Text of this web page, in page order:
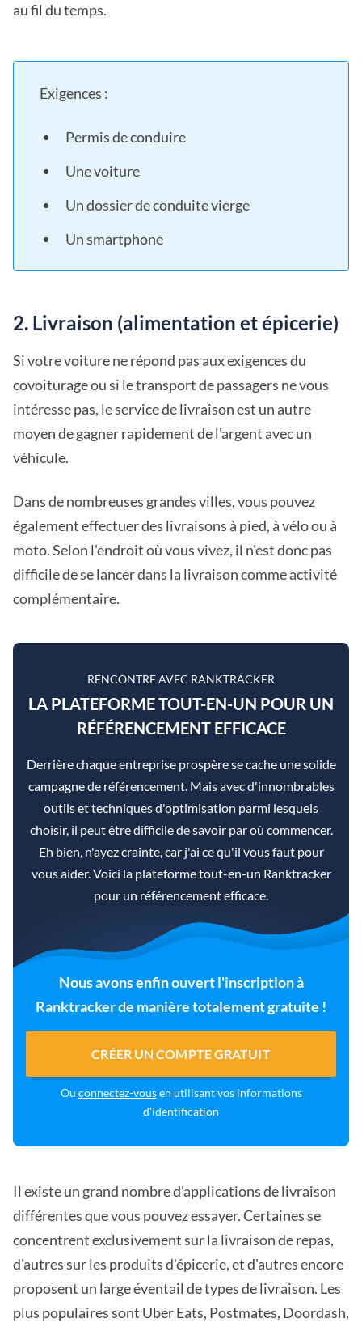
au fil du temps.
Exigences :
Permis de conduire
Une voiture
Un dossier de conduite vierge
Un smartphone
2. Livraison (alimentation et épicerie)
Si votre voiture ne répond pas aux exigences du
covoiturage ou si le transport de passagers ne vous
intéresse pas, le service de livraison est un autre
moyen de gagner rapidement de l'argent avec un
véhicule.
Dans de nombreuses grandes villes, vous pouvez
également effectuer des livraisons à pied, à vélo ou à
moto. Selon l'endroit où vous vivez, il n'est donc pas
difficile de se lancer dans la livraison comme activité
complémentaire.
RENCONTRE AVEC RANKTRACKER
LA PLATEFORME TOUT-EN-UN POUR UN
RÉFÉRENCEMENT EFFICACE
Derrière chaque entreprise prospère se cache une solide
campagne de référencement. Mais avec d'innombrables
outils et techniques d'optimisation parmi lesquels
choisir, il peut être difficile de savoir par où commencer.
Eh bien, n'ayez crainte, car j'ai ce qu'il vous faut pour
vous aider. Voici la plateforme tout-en-un Ranktracker
pour un référencement efficace.
Nous avons enfin ouvert l'inscription à
Ranktracker de manière totalement gratuite !
CRÉER UN COMPTE GRATUIT
Ou connectez-vousen utilisant vos informations
d'identification
Il existe un grand nombre d'applications de livraison
différentes que vous pouvez essayer. Certaines se
concentrent exclusivement sur la livraison de repas,
d'autres sur les produits d'épicerie, et d'autres encore
proposent un large éventail de types de livraison. Les
plus populaires sont Uber Eats, Postmates, Doordash,